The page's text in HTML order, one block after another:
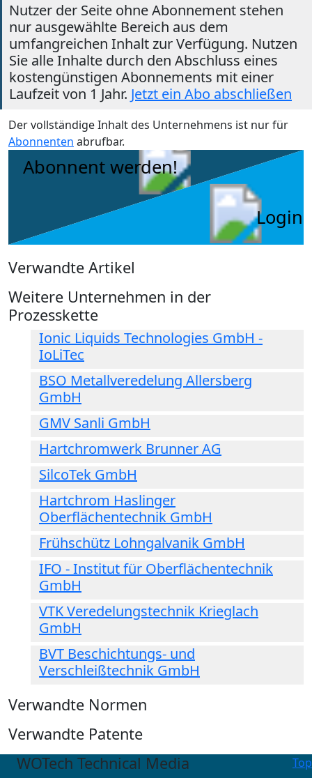
Nutzer der Seite ohne Abonnement stehen
nur ausgewählte Bereich aus dem
umfangreichen Inhalt zur Verfügung. Nutzen
Sie alle Inhalte durch den Abschluss eines
kostengünstigen Abonnements mit einer
Laufzeit von 1 Jahr. Jetzt ein Abo abschließen
Der vollständige Inhalt des Unternehmens ist nur für
Abonnenten abrufbar.
Abonnent werden!
Login
Verwandte Artikel
Weitere Unternehmen in der
Prozesskette
Ionic Liquids Technologies GmbH -
IoLiTec
BSO Metallveredelung Allersberg
GmbH
GMV Sanli GmbH
Hartchromwerk Brunner AG
SilcoTek GmbH
Hartchrom Haslinger
Oberflächentechnik GmbH
Frühschütz Lohngalvanik GmbH
IFO - Institut für Oberflächentechnik
GmbH
VTK Veredelungstechnik Krieglach
GmbH
BVT Beschichtungs- und
Verschleißtechnik GmbH
Verwandte Normen
Verwandte Patente
Top
WOTech Technical Media